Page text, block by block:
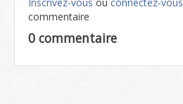
commentaire
0 commentaire